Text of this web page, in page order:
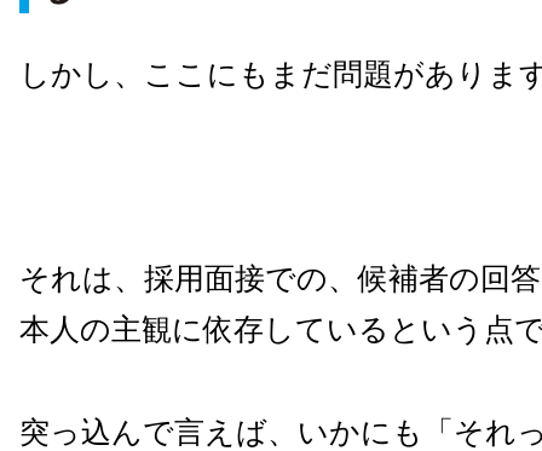
しかし、ここにもまだ問題がありま
それは、採用面接での、候補者の回
本人の主観に依存しているという点
突っ込んで言えば、いかにも「それ